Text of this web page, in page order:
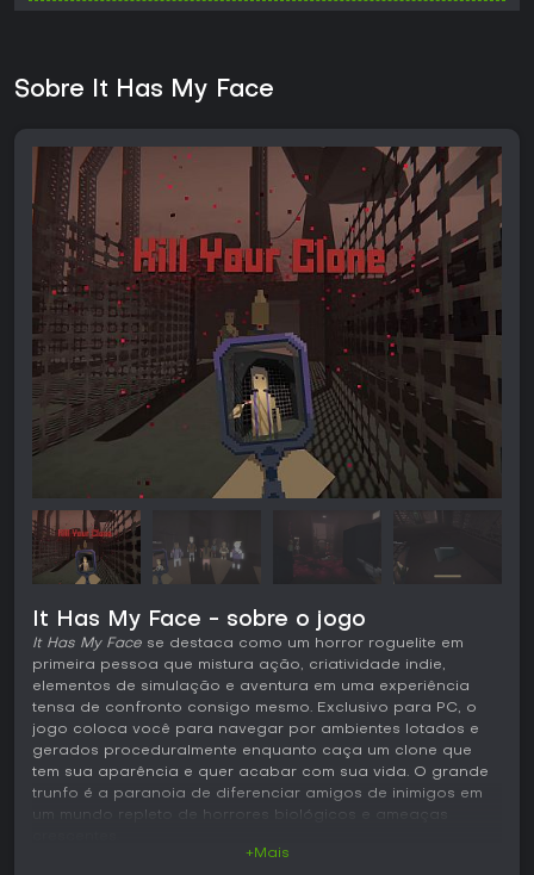
Sobre It Has My Face
It Has My Face - sobre o jogo
It Has My Face se destaca como um horror roguelite em
primeira pessoa que mistura ação, criatividade indie,
elementos de simulação e aventura em uma experiência
tensa de confronto consigo mesmo. Exclusivo para PC, o
jogo coloca você para navegar por ambientes lotados e
gerados proceduralmente enquanto caça um clone que
tem sua aparência e quer acabar com sua vida. O grande
trunfo é a paranoia de diferenciar amigos de inimigos em
um mundo repleto de horrores biológicos e ameaças
+Mais